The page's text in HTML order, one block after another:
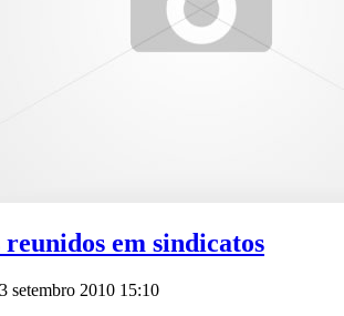
em sindicatos
setembro 2010 15:10